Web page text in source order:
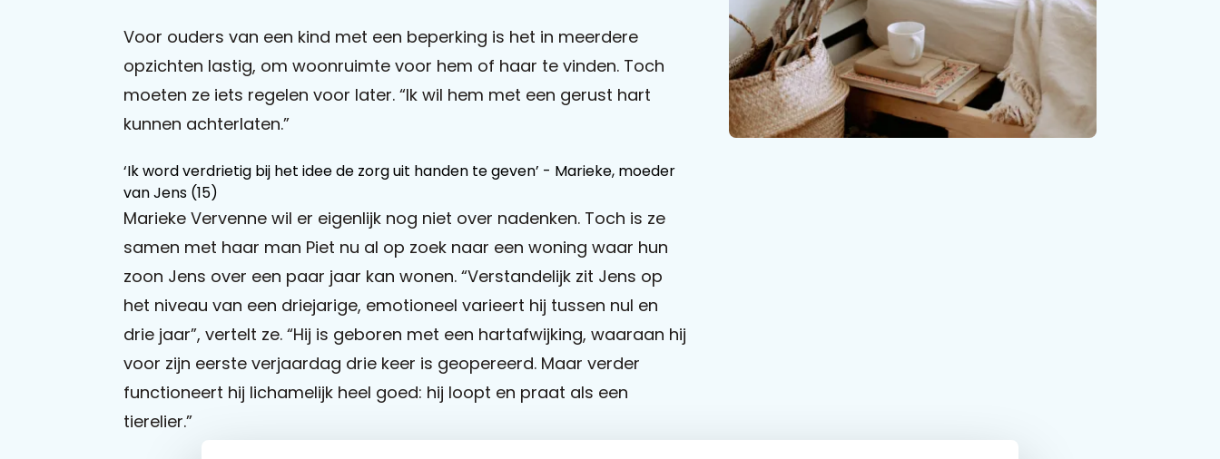
Voor ouders van een kind met een beperking is het in meerdere
opzichten lastig, om woonruimte voor hem of haar te vinden. Toch
moeten ze iets regelen voor later. “Ik wil hem met een gerust hart
kunnen achterlaten.”
‘Ik word verdrietig bij het idee de zorg uit handen te geven’ - Marieke, moeder
van Jens (15)
Marieke Vervenne wil er eigenlijk nog niet over nadenken. Toch is ze
samen met haar man Piet nu al op zoek naar een woning waar hun
zoon Jens over een paar jaar kan wonen. “Verstandelijk zit Jens op
het niveau van een driejarige, emotioneel varieert hij tussen nul en
drie jaar”, vertelt ze. “Hij is geboren met een hartafwijking, waaraan hij
voor zijn eerste verjaardag drie keer is geopereerd. Maar verder
functioneert hij lichamelijk heel goed: hij loopt en praat als een
tierelier.”